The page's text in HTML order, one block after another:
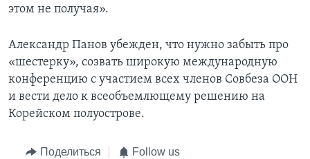
этом не получая».
Александр Панов убежден, что нужно забыть про
«шестерку», созвать широкую международную
конференцию с участием всех членов Совбеза ООН
и вести дело к всеобъемлющему решению на
Корейском полуострове.
Поделиться Follow us